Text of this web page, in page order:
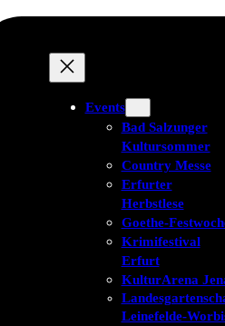
Events
Bad Salzunger
Kultursommer
Country Messe
Erfurter
Herbstlese
Goethe-
Krimifestival
Erfurt
KulturArena
Leinefelde-